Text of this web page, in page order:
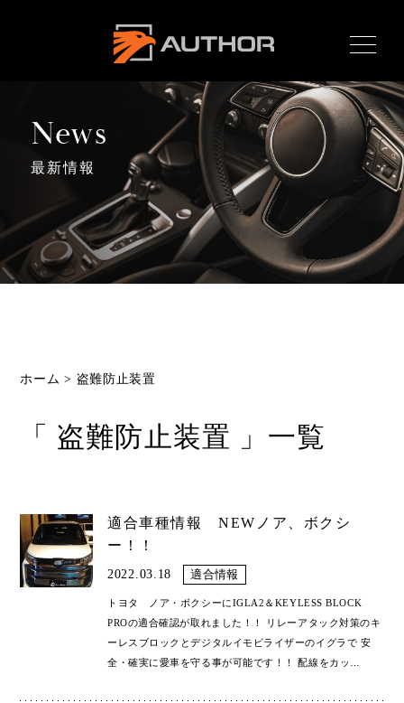
サーアラーム home
Home
ホーム
News
最新情報
製品ラインナップ
Shop
取扱ショップ一覧
Contact
News
最新情報
ホーム > 盗難防止装置
「 盗難防止装置 」一覧
適合車種情報 NEWノア、ボクシ
ー！！
2022.03.18 適合情報
トヨタ ノア・ボクシーにIGLA2＆KEYLESS BLOCK
PROの適合確認が取れました！！ リレーアタック対策のキ
ーレスブロックとデジタルイモビライザーのイグラで 安
全・確実に愛車を守る事が可能です！！ 配線をカッ